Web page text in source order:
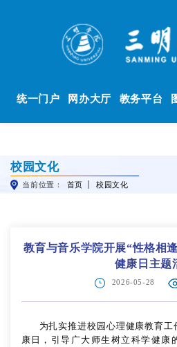
统一门户 网办大厅 教务平台
校园文化
当前位置： 首页 校园文化
教育与音乐学院开展“性格相
健康日主题
2026-05-28
为扎实推进校园心理健康教育
康日，引导广大师生树立科学健康